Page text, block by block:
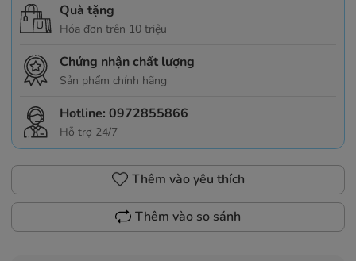
Quà tặng
Hóa đơn trên 10 triệu
Chứng nhận chất lượng
Sản phẩm chính hãng
Hotline: 0972855866
Hỗ trợ 24/7
Thêm vào yêu thích
Thêm vào so sánh